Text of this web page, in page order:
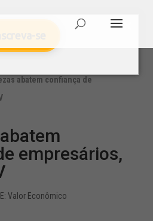
abatem confiança de
empresários,
Valor Econômico